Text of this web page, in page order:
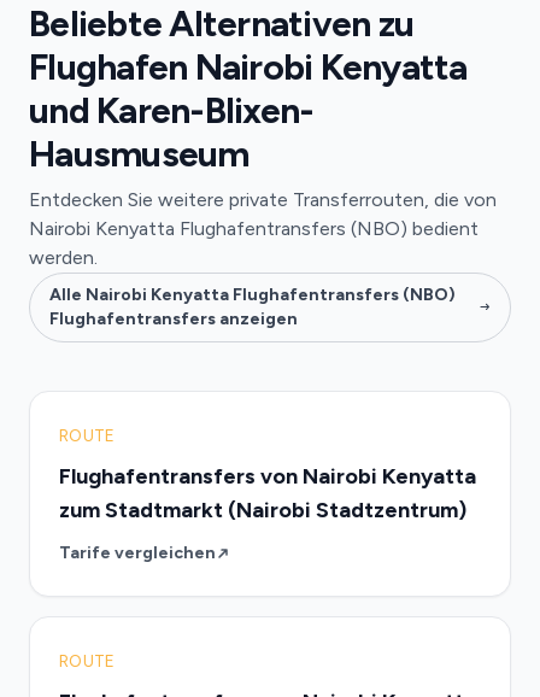
Beliebte Alternativen zu
Flughafen Nairobi Kenyatta
und Karen-Blixen-
Hausmuseum
Entdecken Sie weitere private Transferrouten, die von
Nairobi Kenyatta Flughafentransfers (NBO) bedient
werden.
Alle Nairobi Kenyatta Flughafentransfers (NBO)
Flughafentransfers anzeigen
ROUTE
Flughafentransfers von Nairobi Kenyatta
zum Stadtmarkt (Nairobi Stadtzentrum)
Tarife vergleichen
ROUTE